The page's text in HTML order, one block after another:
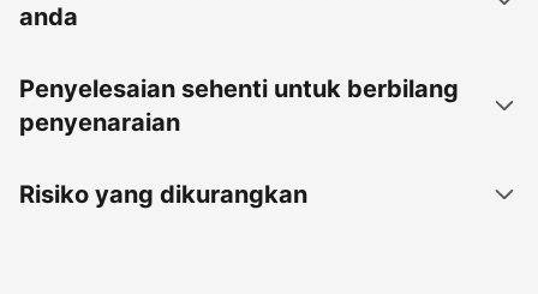
anda
Penyelesaian sehenti untuk berbilang
penyenaraian
Risiko yang dikurangkan